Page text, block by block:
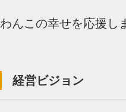
わんこの幸せを応援し
経営ビジョン